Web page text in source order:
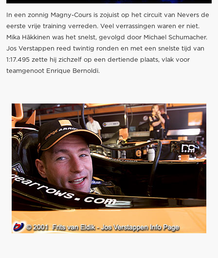
In een zonnig Magny-Cours is zojuist op het circuit van Nevers de
eerste vrije training verreden. Veel verrassingen waren er niet.
Mika Häkkinen was het snelst, gevolgd door Michael Schumacher.
Jos Verstappen reed twintig ronden en met een snelste tijd van
1:17.495 zette hij zichzelf op een dertiende plaats, vlak voor
teamgenoot Enrique Bernoldi.